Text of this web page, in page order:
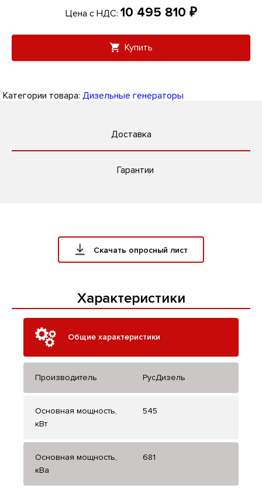
Цена с НДС: 10 495 810 ₽
Купить
Категории товара: Дизельные генераторы
Доставка
Гарантии
Скачать опросный лист
Характеристики
Общие характеристики
Производитель РусДизель
Основная мощность,
кВт
545
Основная мощность,
кВа
681